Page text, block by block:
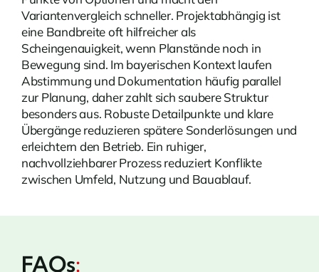
Variantenvergleich schneller. Projektabhängig ist
eine Bandbreite oft hilfreicher als
Scheingenauigkeit, wenn Planstände noch in
Bewegung sind. Im bayerischen Kontext laufen
Abstimmung und Dokumentation häufig parallel
zur Planung, daher zahlt sich saubere Struktur
besonders aus. Robuste Detailpunkte und klare
Übergänge reduzieren spätere Sonderlösungen und
erleichtern den Betrieb. Ein ruhiger,
nachvollziehbarer Prozess reduziert Konflikte
zwischen Umfeld, Nutzung und Bauablauf.
FAQs: